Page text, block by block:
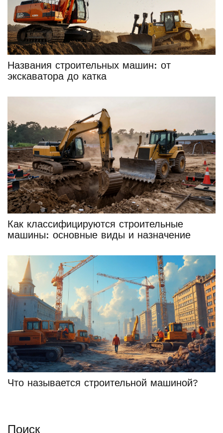
Названия строительных машин: от
экскаватора до катка
Как классифицируются строительные
машины: основные виды и назначение
Что называется строительной машиной?
Поиск